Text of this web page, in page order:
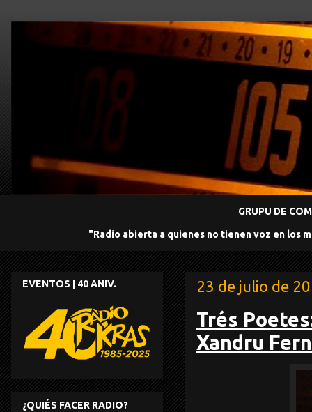
GRUPU DE
"Radio abierta a quienes no tienen voz en los
23 de julio de
Trés
Xandru
EVENTOS | 40 ANIV.
¿QUIÉS FACER RADIO?